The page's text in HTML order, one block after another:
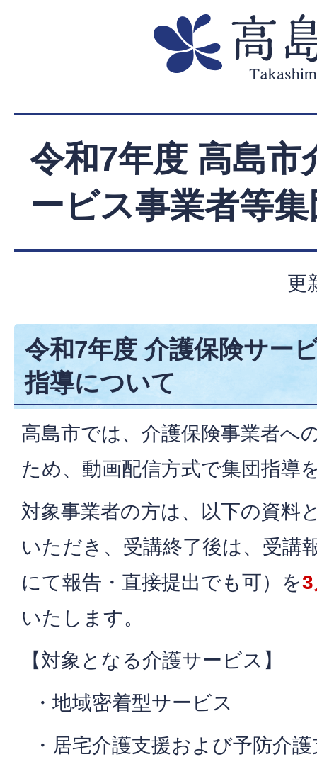
令和7年度 高島市
ービス事業者等
更
令和7年度 介護保険サー
指導について
高島市では、介護保険事業者へ
ため、動画配信方式で集団指導
対象事業者の方は、以下の資料
いただき、受講終了後は、受講
にて報告・直接提出でも可）を
いたします。
【対象となる介護サービス】
・地域密着型サービス
・居宅介護支援および予防介護